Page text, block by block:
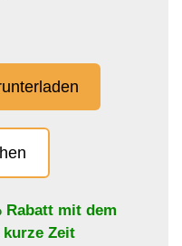
Rabatt mit dem
Zeit